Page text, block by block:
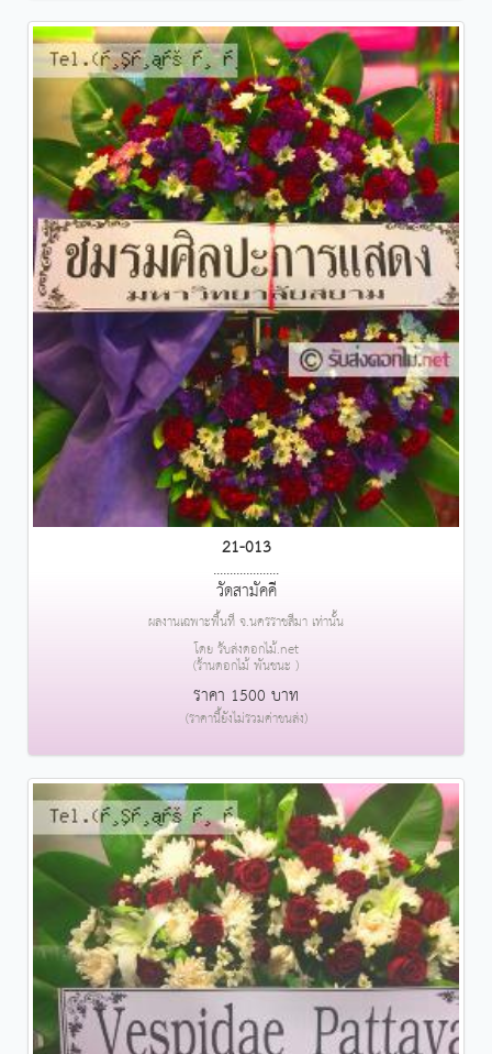
21-013
....................
วัดสามัคคี
ผลงานเฉพาะพื้นที่ จ.นครราชสีมา เท่านั้น
โดย รับส่งดอกไม้.net
(ร้านดอกไม้ พันชนะ )
ราคา 1500 บาท
(ราคานี้ยังไม่รวมค่าขนส่ง)